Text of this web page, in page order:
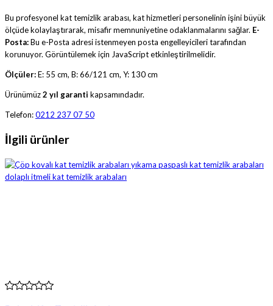
Bu profesyonel kat temizlik arabası, kat hizmetleri personelinin işini büyük
ölçüde kolaylaştırarak, misafir memnuniyetine odaklanmalarını sağlar. E-
Posta:Bu e-Posta adresi istenmeyen posta engelleyicileri tarafından
korunuyor. Görüntülemek için JavaScript etkinleştirilmelidir.
Ölçüler:E: 55 cm, B: 66/121 cm, Y: 130 cm
Ürünümüz2 yıl garanti kapsamındadır.
Telefon:0212 237 07 50
İlgili ürünler